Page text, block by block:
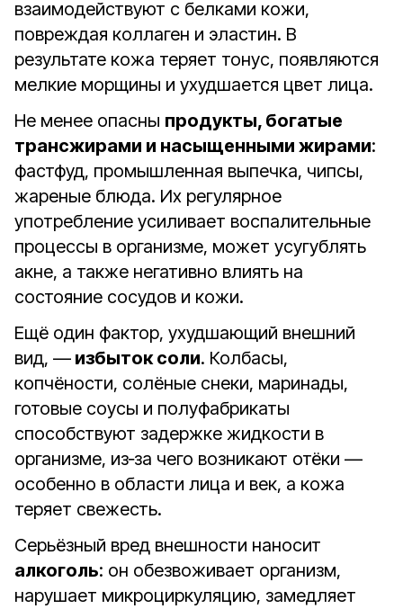
взаимодействуют с белками кожи,
повреждая коллаген и эластин. В
результате кожа теряет тонус, появляются
мелкие морщины и ухудшается цвет лица.
Не менее опасны продукты, богатые
трансжирами и насыщенными жирами:
фастфуд, промышленная выпечка, чипсы,
жареные блюда. Их регулярное
употребление усиливает воспалительные
процессы в организме, может усугублять
акне, а также негативно влиять на
состояние сосудов и кожи.
Ещё один фактор, ухудшающий внешний
вид, — избыток соли. Колбасы,
копчёности, солёные снеки, маринады,
готовые соусы и полуфабрикаты
способствуют задержке жидкости в
организме, из‑за чего возникают отёки —
особенно в области лица и век, а кожа
теряет свежесть.
Серьёзный вред внешности наносит
алкоголь: он обезвоживает организм,
нарушает микроциркуляцию, замедляет